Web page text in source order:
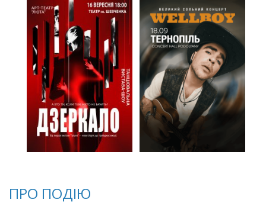
ПРО ПОДІЮ